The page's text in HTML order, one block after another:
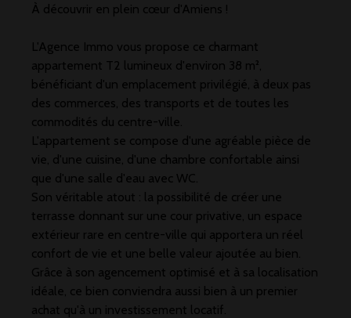
À découvrir en plein cœur d'Amiens !
L'Agence Immo vous propose ce charmant
appartement T2 lumineux d'environ 38 m²,
bénéficiant d'un emplacement privilégié, à deux pas
des commerces, des transports et de toutes les
commodités du centre-ville.
L'appartement se compose d'une agréable pièce de
vie, d'une cuisine, d'une chambre confortable ainsi
que d'une salle d'eau avec WC.
Son véritable atout : la possibilité de créer une
terrasse donnant sur une cour privative, un espace
extérieur rare en centre-ville qui apportera un réel
confort de vie et une belle valeur ajoutée au bien.
Grâce à son agencement optimisé et à sa localisation
idéale, ce bien conviendra aussi bien à un premier
achat qu'à un investissement locatif.